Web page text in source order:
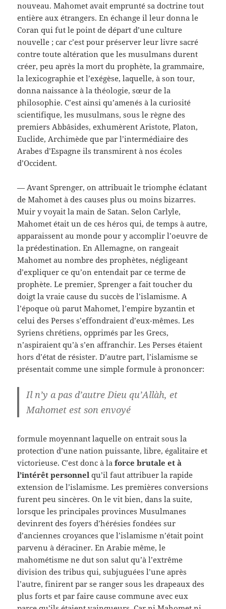
nouveau. Mahomet avait emprunté sa doctrine tout
entière aux étrangers. En échange il leur donna le
Coran qui fut le point de départ d’une culture
nouvelle ; car c’est pour préserver leur livre sacré
contre toute altération que les musulmans durent
créer, peu après la mort du prophète, la grammaire,
la lexicographie et l’exégèse, laquelle, à son tour,
donna naissance à la théologie, sœur de la
philosophie. C’est ainsi qu’amenés à la curiosité
scientifique, les musulmans, sous le règne des
premiers Abbâsides, exhumèrent Aristote, Platon,
Euclide, Archimède que par l’intermédiaire des
Arabes d’Espagne ils transmirent à nos écoles
d’Occident.
— Avant Sprenger, on attribuait le triomphe éclatant
de Mahomet à des causes plus ou moins bizarres.
Muir y voyait la main de Satan. Selon Carlyle,
Mahomet était un de ces héros qui, de temps à autre,
apparaissent au monde pour y accomplir l’oeuvre de
la prédestination. En Allemagne, on rangeait
Mahomet au nombre des prophètes, négligeant
d’expliquer ce qu’on entendait par ce terme de
prophète. Le premier, Sprenger a fait toucher du
doigt la vraie cause du succès de l’islamisme. A
l’époque où parut Mahomet, l’empire byzantin et
celui des Perses s’effondraient d’eux-mêmes. Les
Syriens chrétiens, opprimés par les Grecs,
n’aspiraient qu’à s’en affranchir. Les Perses étaient
hors d’état de résister. D’autre part, l’islamisme se
présentait comme une simple formule à prononcer:
Il n’y a pas d’autre Dieu qu’Allàh, et
Mahomet est son envoyé
formule moyennant laquelle on entrait sous la
protection d’une nation puissante, libre, égalitaire et
victorieuse. C’est donc à laforce brutale et à
l’intérêt personnel qu’il faut attribuer la rapide
extension de l’islamisme. Les premières conversions
furent peu sincères. On le vit bien, dans la suite,
lorsque les principales provinces Musulmanes
devinrent des foyers d’hérésies fondées sur
d’anciennes croyances que l’islamisme n’était point
parvenu à déraciner. En Arabie même, le
mahométisme ne dut son salut qu’à l’extrême
division des tribus qui, subjuguées l’une après
l’autre, finirent par se ranger sous les drapeaux des
plus forts et par faire cause commune avec eux